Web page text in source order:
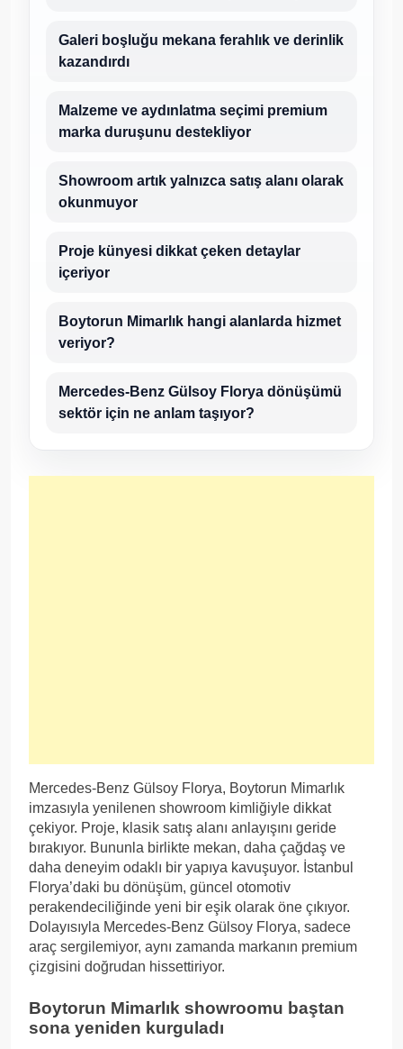
Galeri boşluğu mekana ferahlık ve derinlik
kazandırdı
Malzeme ve aydınlatma seçimi premium
marka duruşunu destekliyor
Showroom artık yalnızca satış alanı olarak
okunmuyor
Proje künyesi dikkat çeken detaylar
içeriyor
Boytorun Mimarlık hangi alanlarda hizmet
veriyor?
Mercedes-Benz Gülsoy Florya dönüşümü
sektör için ne anlam taşıyor?
Mercedes-Benz Gülsoy Florya, Boytorun Mimarlık
imzasıyla yenilenen showroom kimliğiyle dikkat
çekiyor. Proje, klasik satış alanı anlayışını geride
bırakıyor. Bununla birlikte mekan, daha çağdaş ve
daha deneyim odaklı bir yapıya kavuşuyor. İstanbul
Florya’daki bu dönüşüm, güncel otomotiv
perakendeciliğinde yeni bir eşik olarak öne çıkıyor.
Dolayısıyla Mercedes-Benz Gülsoy Florya, sadece
araç sergilemiyor, aynı zamanda markanın premium
çizgisini doğrudan hissettiriyor.
Boytorun Mimarlık showroomu baştan
sona yeniden kurguladı